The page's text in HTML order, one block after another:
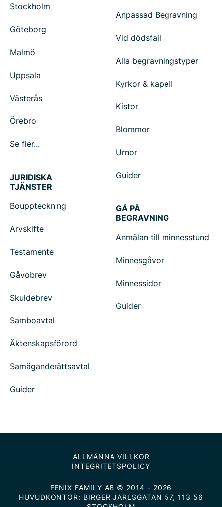
Stockholm
Göteborg
Malmö
Uppsala
Västerås
Örebro
Se fler...
Anpassad Begravning
Vid dödsfall
Alla begravningstyper
Kyrkor & kapell
Kistor
Blommor
Urnor
Guider
JURIDISKA
TJÄNSTER
Bouppteckning
Arvskifte
Testamente
Gåvobrev
Skuldebrev
Samboavtal
Äktenskapsförord
Samäganderättsavtal
Guider
GÅ PÅ
BEGRAVNING
Anmälan till minnesstund
Minnesgåvor
Minnessidor
Guider
ALLMÄNNA VILLKOR
INTEGRITETSPOLICY
FENIX FAMILY AB © 2014 - 2026
HUVUDKONTOR: BIRGER JARLSGATAN 57, 113 56